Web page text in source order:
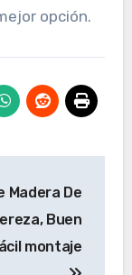
opción.
Madera De
Buen
montaje